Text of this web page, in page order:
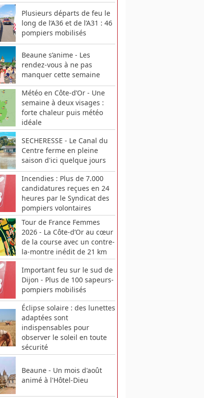
Plusieurs départs de feu le
long de l’A36 et de l’A31 : 46
pompiers mobilisés
Beaune s’anime - Les
rendez-vous à ne pas
manquer cette semaine
Météo en Côte-d’Or - Une
semaine à deux visages :
forte chaleur puis météo
idéale
SECHERESSE - Le Canal du
Centre ferme en pleine
saison d'ici quelque jours
Incendies : Plus de 7.000
candidatures reçues en 24
heures par le Syndicat des
pompiers volontaires
Tour de France Femmes
2026 - La Côte-d’Or au cœur
de la course avec un contre-
la-montre inédit de 21 km
Important feu sur le sud de
Dijon - Plus de 100 sapeurs-
pompiers mobilisés
Éclipse solaire : des lunettes
adaptées sont
indispensables pour
observer le soleil en toute
sécurité
Beaune - Un mois d'août
animé à l'Hôtel-Dieu